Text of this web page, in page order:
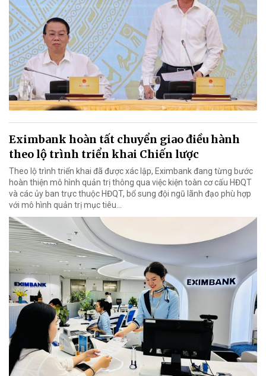
Eximbank hoàn tất chuyển giao điều hành
theo lộ trình triển khai Chiến lược
Theo lộ trình triển khai đã được xác lập, Eximbank đang từng bước
hoàn thiện mô hình quản trị thông qua việc kiện toàn cơ cấu HĐQT
và các ủy ban trực thuộc HĐQT, bổ sung đội ngũ lãnh đạo phù hợp
với mô hình quản trị mục tiêu...